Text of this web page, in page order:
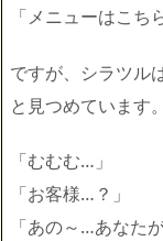
「メニューはこち
ですが、シラツル
と見つめています。
「むむむ…」
「お客様…？」
「あの～…あなた